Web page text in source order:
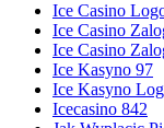
Ice Casino
Ice Casino
Ice Casino
Ice Kasyno 97
Ice Kasyno
Icecasino 842